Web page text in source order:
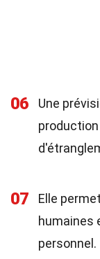
06
Une
07
Elle
humaines
personnel.